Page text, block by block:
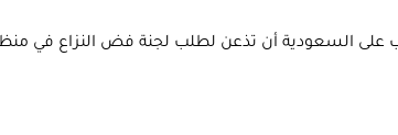
على السعودية أن تذعن لطلب لجنة فض النزاع في